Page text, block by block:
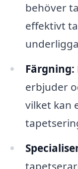
behöver
effektivt
Färgning:
erbjuder
vilket kan